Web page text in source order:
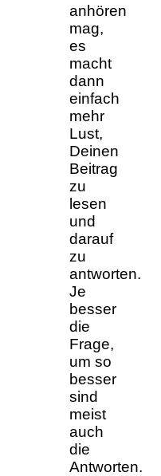
anhören
mag,
es
macht
dann
einfach
mehr
Lust,
Deinen
Beitrag
zu
lesen
und
darauf
zu
antworten.
Je
besser
die
Frage,
um so
besser
sind
meist
auch
die
Antworten.